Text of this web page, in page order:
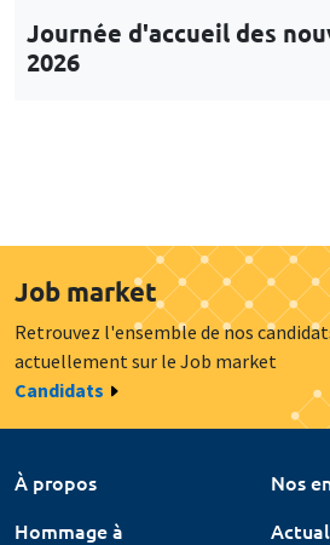
Journée d'accueil des
2026
Job market
Retrouvez l'ensemble de nos
actuellement sur le Job market
Candidats
À propos
Nos
Hommage à